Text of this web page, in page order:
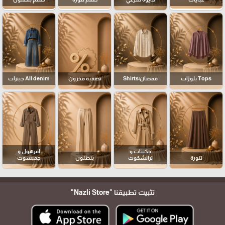
Tops بلوزات قمصان|Shirts تصفية مخزون All denim جينزات
تنورة
جكيتات و
ترانشكوت
بنطلون
افرهول و
جمبسوت
تثبيت تطبيقنا "Nazli Store"